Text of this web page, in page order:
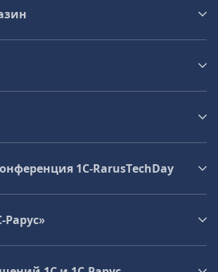
1C‑RarusTechDay